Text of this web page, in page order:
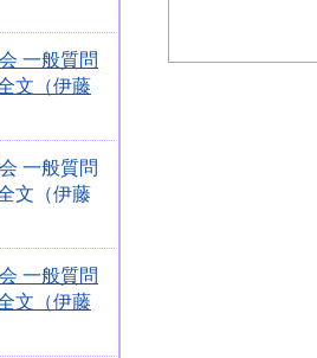
一般質問
文（伊藤
一般質問
文（伊藤
一般質問
文（伊藤